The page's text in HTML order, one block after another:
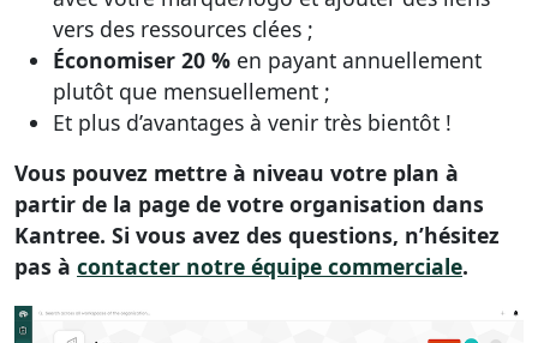
vers des ressources clées ;
Économiser 20 % en payant annuellement
plutôt que mensuellement ;
Et plus d’avantages à venir très bientôt !
Vous pouvez mettre à niveau votre plan à
partir de la page de votre organisation dans
Kantree. Si vous avez des questions, n’hésitez
pas à contacter notre équipe commerciale.